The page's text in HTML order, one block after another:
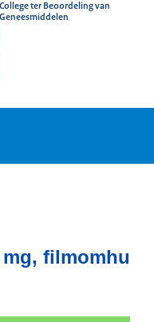
College ter Beoordeling van
Geneesmiddelen
filmomhu